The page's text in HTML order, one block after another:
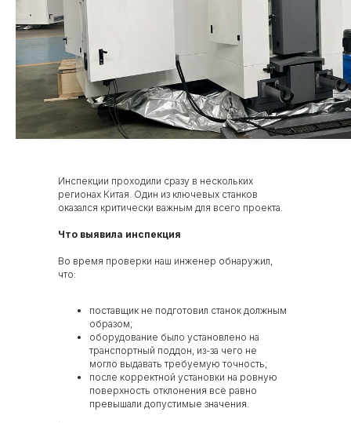
Инспекции проходили сразу в нескольких
регионах Китая. Один из ключевых станков
оказался критически важным для всего проекта.
Что выявила инспекция
Во время проверки наш инженер обнаружил,
что:
поставщик не подготовил станок должным
образом;
оборудование было установлено на
транспортный поддон, из-за чего не
могло выдавать требуемую точность;
после корректной установки на ровную
поверхность отклонения всё равно
превышали допустимые значения.